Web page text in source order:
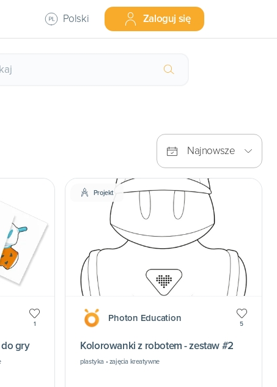
Polski Zaloguj się
Najnowsze
1
gry
Projekt
Photon Education
5
Kolorowanki z robotem - zestaw #2
plastyka • zajęcia kreatywne